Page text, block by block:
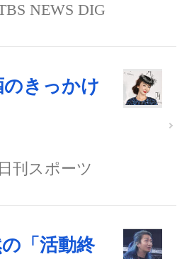
NEWS DIG
きっかけ
日刊スポーツ
「活動終